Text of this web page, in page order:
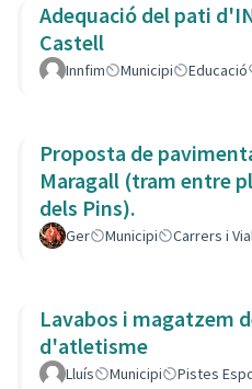
Adequació del pati
Castell
Innfim Municipi Educació
Proposta de
Maragall (tram entre
dels Pins).
Ger Municipi Carrers i
Lavabos i magatzem
d'atletisme
Lluís Municipi Pistes